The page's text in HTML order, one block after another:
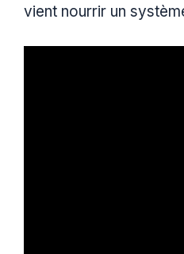
vient nourrir un